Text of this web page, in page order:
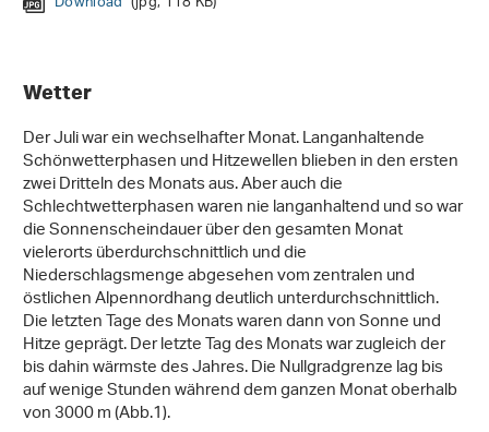
Wetter
Der Juli war ein wechselhafter Monat. Langanhaltende
Schönwetterphasen und Hitzewellen blieben in den ersten
zwei Dritteln des Monats aus. Aber auch die
Schlechtwetterphasen waren nie langanhaltend und so war
die Sonnenscheindauer über den gesamten Monat
vielerorts überdurchschnittlich und die
Niederschlagsmenge abgesehen vom zentralen und
östlichen Alpennordhang deutlich unterdurchschnittlich.
Die letzten Tage des Monats waren dann von Sonne und
Hitze geprägt. Der letzte Tag des Monats war zugleich der
bis dahin wärmste des Jahres. Die Nullgradgrenze lag bis
auf wenige Stunden während dem ganzen Monat oberhalb
von 3000 m (Abb.1).